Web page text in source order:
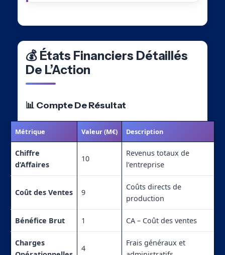
💰 États Financiers Détaillés
De L’Action
📊 Compte De Résultat
Métrique Valeur (M€) Description
Chiffre
d’Affaires
10
Revenus totaux de
l’entreprise
Coût des Ventes 9
Coûts directs de
production
Bénéfice Brut 1 CA – Coût des ventes
Charges
4
Frais généraux et